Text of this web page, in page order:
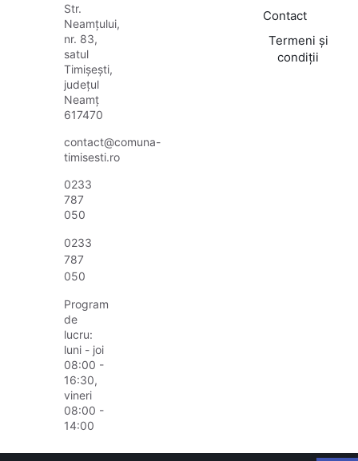
Str.
Neamțului,
nr. 83,
satul
Timișești,
județul
Neamț
617470
contact@comuna-
timisesti.ro
0233
787
050
0233
787
050
Program
de
lucru:
luni - joi
08:00 -
16:30,
vineri
08:00 -
14:00
Contact
Termeni și
condiții